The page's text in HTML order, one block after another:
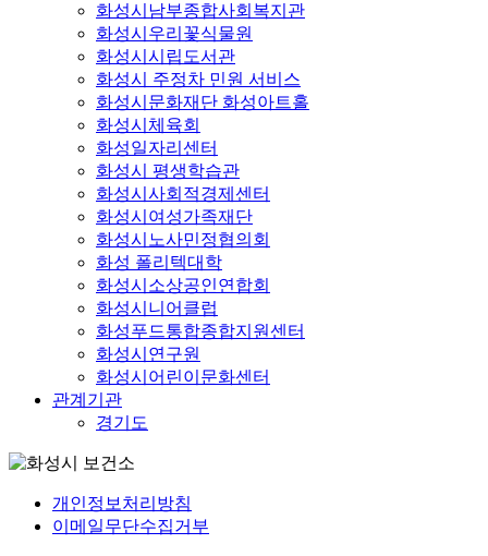
화성시남부종합사회복지관
화성시우리꽃식물원
화성시시립도서관
화성시 주정차 민원 서비스
화성시문화재단 화성아트홀
화성시체육회
화성일자리센터
화성시 평생학습관
화성시사회적경제센터
화성시여성가족재단
화성시노사민정협의회
화성 폴리텍대학
화성시소상공인연합회
화성시니어클럽
화성푸드통합종합지원센터
화성시연구원
화성시어린이문화센터
관계기관
경기도
개인정보처리방침
이메일무단수집거부